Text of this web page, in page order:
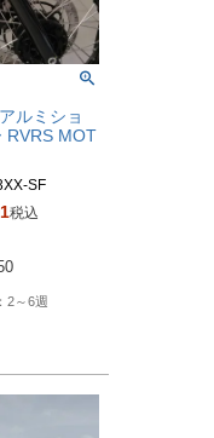
ルミショ
RVRS MOT
SF
ブラッ
ブラック・
320 x 125 m
ブラック・
税込
2～6週